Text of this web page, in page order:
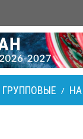
ГРУППОВЫЕ /